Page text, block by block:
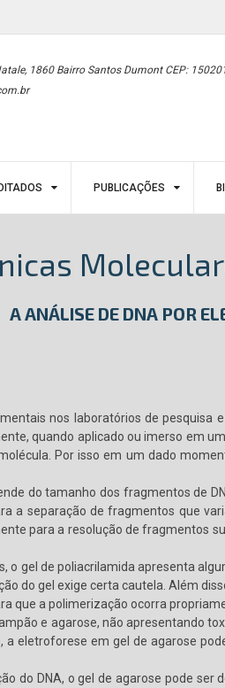
1860 Bairro Santos Dumont CEP:
PUBLICAÇÕES
A ANÁLISE DE DNA POR
nos laboratórios de pesquisa
quando aplicado ou imerso em
Por isso em um dado
do tamanho dos fragmentos de
a separação de fragmentos que
para a resolução de fragmentos
gel de poliacrilamida apresenta
do gel exige certa cautela. Além
que a polimerização ocorra
e agarose, não apresentando
eletroforese em gel de agarose
do DNA, o gel de agarose pode